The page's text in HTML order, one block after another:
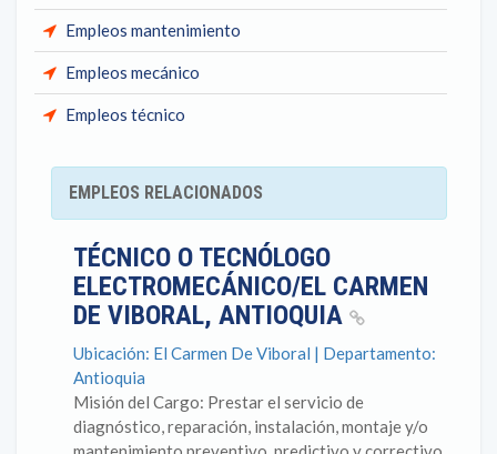
Empleos mantenimiento
Empleos mecánico
Empleos técnico
EMPLEOS RELACIONADOS
TÉCNICO O TECNÓLOGO
ELECTROMECÁNICO/EL CARMEN
DE VIBORAL, ANTIOQUIA
Ubicación: El Carmen De Viboral | Departamento:
Antioquia
Misión del Cargo: Prestar el servicio de
diagnóstico, reparación, instalación, montaje y/o